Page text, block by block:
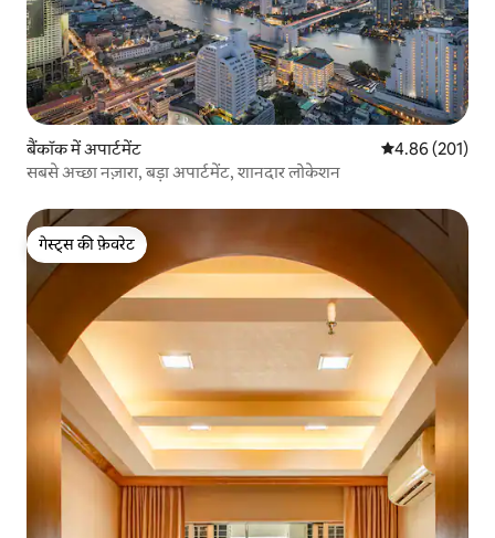
बैंकॉक में अपार्टमेंट औसत रेटिंग 5 में से
4.86 (201)
सबसे अच्छा नज़ारा, बड़ा अपार्टमेंट, शानदार लोकेशन
गेस्ट्स की फ़ेवरेट
गेस्ट्स की फ़ेवरेट